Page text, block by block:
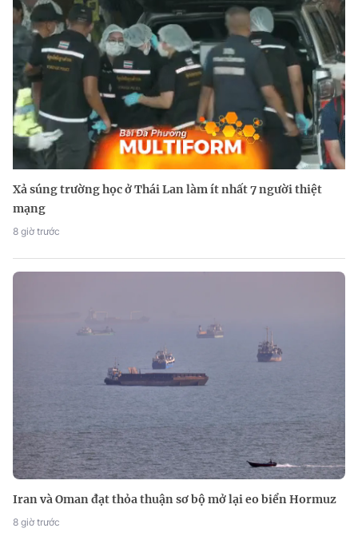
Xả súng trường học ở Thái Lan làm ít nhất 7 người thiệt
mạng
8 giờ trước
Iran và Oman đạt thỏa thuận sơ bộ mở lại eo biển Hormuz
8 giờ trước